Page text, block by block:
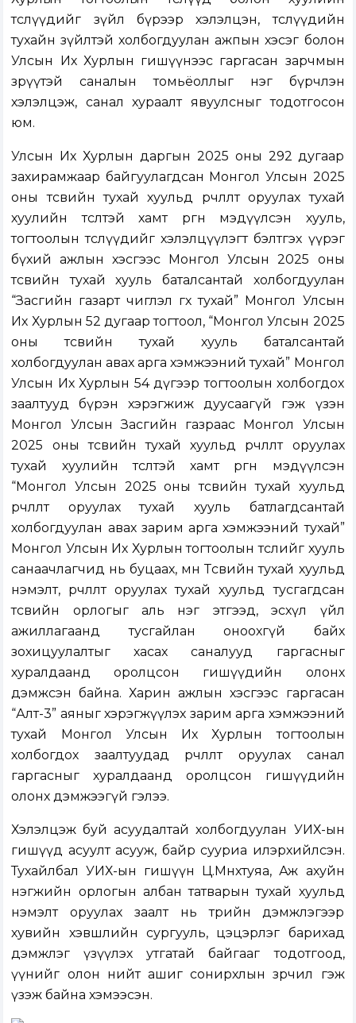
төслүүдийг зүйл бүрээр хэлэлцэн, төслүүдийн
тухайн зүйлтэй холбогдуулан ажпын хэсэг болон
Улсын Их Хурлын гишүүнээс гаргасан зарчмын
зөрүүтэй саналын томьёоллыг нэг бүрчлэн
хэлэлцэж, санал хураалт явуулсныг тодотгосон
юм.
Улсын Их Хурлын даргын 2025 оны 292 дугаар
захирамжаар байгуулагдсан Монгол Улсын 2025
оны төсвийн тухай хуульд өөрчлөлт оруулах тухай
хуулийн төсөлтэй хамт өргөн мэдүүлсэн хууль,
тогтоолын төслүүдийг хэлэлцүүлэгт бэлтгэх үүрэг
бүхий ажлын хэсгээс Монгол Улсын 2025 оны
төсвийн тухай хууль баталсантай холбогдуулан
“Засгийн газарт чиглэл өгөх тухай” Монгол Улсын
Их Хурлын 52 дугаар тогтоол, “Монгол Улсын 2025
оны төсвийн тухай хууль баталсантай
холбогдуулан авах арга хэмжээний тухай” Монгол
Улсын Их Хурлын 54 дүгээр тогтоолын холбогдох
заалтууд бүрэн хэрэгжиж дуусаагүй гэж үзэн
Монгол Улсын Засгийн газраас Монгол Улсын
2025 оны төсвийн тухай хуульд өөрчлөлт оруулах
тухай хуулийн төсөлтэй хамт өргөн мэдүүлсэн
“Монгол Улсын 2025 оны төсвийн тухай хуульд
өөрчлөлт оруулах тухай хууль батлагдсантай
холбогдуулан авах зарим арга хэмжээний тухай”
Монгол Улсын Их Хурлын тогтоолын төслийг хууль
санаачлагчид нь буцаах, мөн Төсвийн тухай хуульд
нэмэлт, өөрчлөлт оруулах тухай хуульд тусгагдсан
төсвийн орлогыг аль нэг этгээд, эсхүл үйл
ажиллагаанд тусгайлан оноохгүй байх
зохицуулалтыг хасах саналууд гаргасныг
хуралдаанд оролцсон гишүүдийн олонх
дэмжсэн байна. Харин ажлын хэсгээс гаргасан
“Алт-3” аяныг хэрэгжүүлэх зарим арга хэмжээний
тухай Монгол Улсын Их Хурлын тогтоолын
холбогдох заалтуудад өөрчлөлт оруулах санал
гаргасныг хуралдаанд оролцсон гишүүдийн
олонх дэмжээгүй гэлээ.
Хэлэлцэж буй асуудалтай холбогдуулан УИХ-ын
гишүүд асуулт асууж, байр сууриа илэрхийлсэн.
Тухайлбал УИХ-ын гишүүн Ц.Мөнхтуяа, Аж ахуйн
нэгжийн орлогын албан татварын тухай хуульд
нэмэлт оруулах заалт нь төрийн дэмжлэгээр
хувийн хэвшлийн сургууль, цэцэрлэг барихад
дэмжлэг үзүүлэх утгатай байгааг тодотгоод,
үүнийг олон нийт ашиг сонирхлын зөрчил гэж
үзэж байна хэмээсэн.